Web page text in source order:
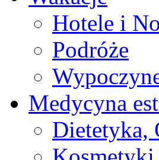
Hotele i
Podróże
Medycyna
Dietetyka,